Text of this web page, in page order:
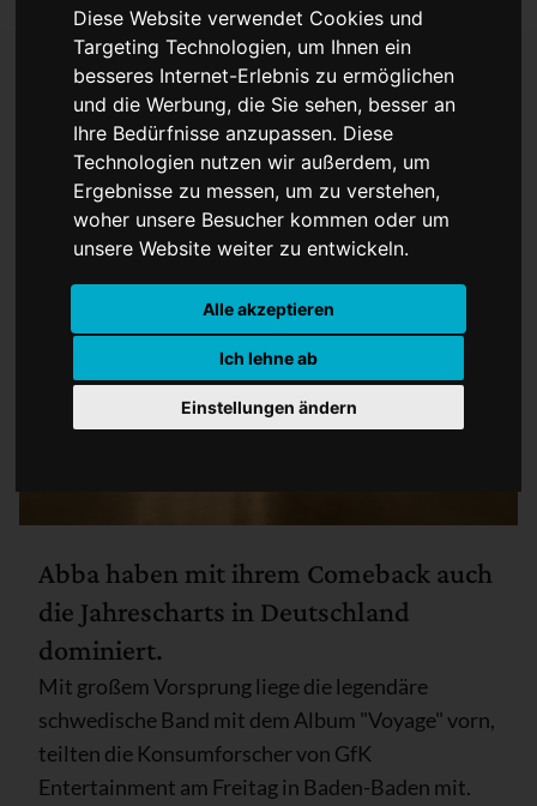
Diese Website verwendet Cookies und
Targeting Technologien, um Ihnen ein
besseres Internet-Erlebnis zu ermöglichen
und die Werbung, die Sie sehen, besser an
Ihre Bedürfnisse anzupassen. Diese
Technologien nutzen wir außerdem, um
Ergebnisse zu messen, um zu verstehen,
woher unsere Besucher kommen oder um
unsere Website weiter zu entwickeln.
Alle akzeptieren
Ich lehne ab
Einstellungen ändern
Abba mit Erfolg in
Deutschland
Abba haben mit ihrem Comeback auch
die Jahrescharts in Deutschland
dominiert.
Mit großem Vorsprung liege die legendäre
schwedische Band mit dem Album "Voyage" vorn,
teilten die Konsumforscher von GfK
Entertainment am Freitag in Baden-Baden mit.